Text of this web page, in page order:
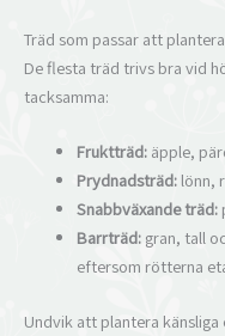
Träd som passar att
De flesta träd trivs bra vid
tacksamma:
Fruktträd:äpple,
Prydnadsträd:lönn,
Snabbväxande träd:
Barrträd:gran, tall
eftersom rötterna
Undvik att plantera